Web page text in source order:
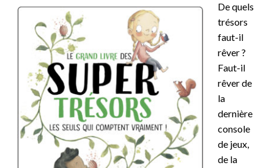
De quels
trésors
faut-il
rêver ?
Faut-il
rêver de
la
dernière
console
de jeux,
de la